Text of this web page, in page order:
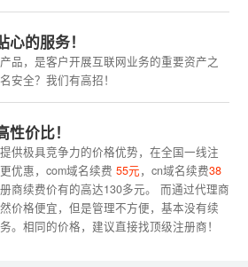
的服务！
品，是客户开展互联网业务的重要资产之
安全？我们有高招！
价比！
供极具竞争力的价格优势，在全国一线注
优惠，com域名续费 55元，cn域名续费38
商续费价有的高达130多元。 而通过代理商
价格便宜，但是管理不方便，基本没有续
。相同的价格，建议直接找顶级注册商！